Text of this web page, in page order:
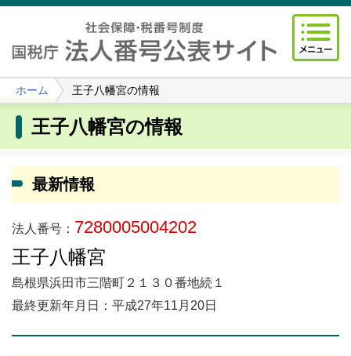
ホーム 王子八幡宮の情報
王子八幡宮の情報
最新情報
法人番号： 7280005004202
王子八幡宮
島根県浜田市三階町２１３０番地続１
最終更新年月日：平成27年11月20日